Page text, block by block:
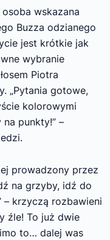
wskazana
Buzza odzianego
jest krótkie jak
wybranie
Piotra
„Pytania gotowe,
kolorowymi
punkty!” –
prowadzony przez
na grzyby, idź do
– krzyczą rozbawieni
źle! To już dwie
to… dalej was